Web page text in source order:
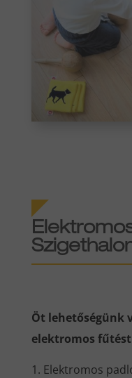
Öt lehetőségünk
elektromos
Elektromos